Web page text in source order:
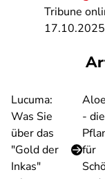
Tribune
Lucuma:
Was Sie
über das
"Gold der
Inkas"
- die
für